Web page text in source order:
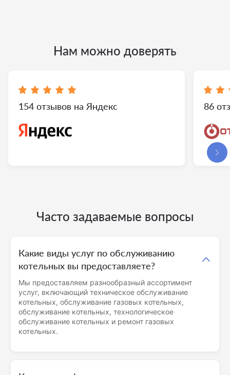
Нам можно доверять
154 отзывов на Яндекс 86
Часто задаваемые вопросы
Какие виды услуг по обслуживанию
котельных вы предоставляете?
Мы предоставляем разнообразный ассортимент
услуг, включающий техническое обслуживание
котельных, обслуживание газовых котельных,
обслуживание котельных, технологическое
обслуживание котельных и ремонт газовых
котельных.